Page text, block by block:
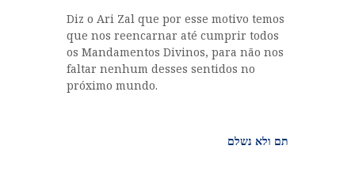
Diz o Ari Zal que por esse motivo temos
que nos reencarnar até cumprir todos
os Mandamentos Divinos, para não nos
faltar nenhum desses sentidos no
próximo mundo.
תם ולא נשלם